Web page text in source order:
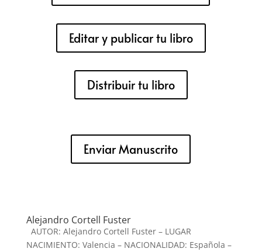
Editar y publicar tu libro
Distribuir tu libro
Enviar Manuscrito
Alejandro Cortell Fuster
AUTOR: Alejandro Cortell Fuster – LUGAR
NACIMIENTO: Valencia – NACIONALIDAD: Española –